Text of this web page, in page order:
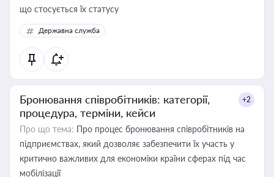
що стосується їх статусу
Державна служба
Бронювання співробітників: категорії,
процедура, терміни, кейси
+2
Про що тема: Про процес бронювання співробітників на
підприємствах, який дозволяє забезпечити їх участь у
критично важливих для економіки країни сферах під час
мобілізації